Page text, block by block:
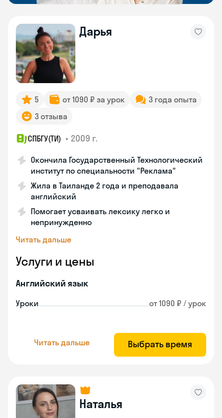
Дарья
5 от 1090 ₽ за урок
3 года опыта
3 отзыва
СПБГУ(ТИ) • 2009 г.
Окончила Государственный Технологический
институт по специальности "Реклама"
Жила в Таиланде 2 года и преподавала
английский
Помогает усваивать лексику легко и
непринужденно
Читать дальше
Услуги и цены
Английский язык
Уроки от 1090 ₽ / урок
Читать дальше Выбрать время
Наталья